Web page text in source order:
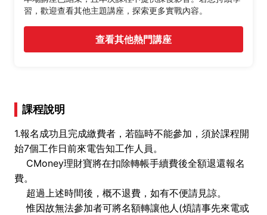
習，歡迎查看其他主題講座，探索更多實戰內容。
查看其他熱門講座
課程說明
1.報名成功且完成繳費者，若臨時不能參加，須於課程開
始7個工作日前來電告知工作人員。
CMoney理財寶將在扣除轉帳手續費後全額退還報名
費。
超過上述時間後，概不退費，如有不便請見諒。
惟因故無法參加者可將名額轉讓他人(煩請事先來電或